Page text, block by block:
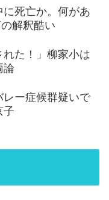
死亡か。何があ
解釈酷い
れた！」柳家小は
論
ー症候群疑いで
子